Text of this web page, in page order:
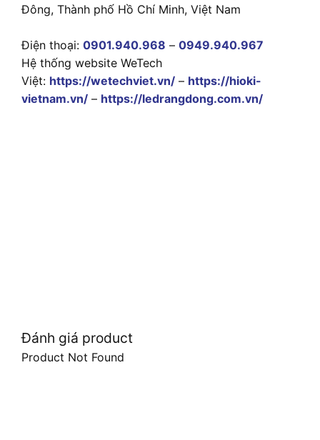
Đông, Thành phố Hồ Chí Minh, Việt Nam
Điện thoại: 0901.940.968 – 0949.940.967
Hệ thống website WeTech
Việt: https://wetechviet.vn/ – https://hioki-
vietnam.vn/ – https://ledrangdong.com.vn/
Đánh giá product
Product Not Found